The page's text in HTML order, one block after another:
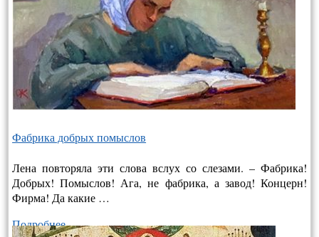
Фабрика добрых помыслов
Лена повторяла эти слова вслух со слезами. – Фабрика!
Добрых! Помыслов! Ага, не фабрика, а завод! Концерн!
Фирма! Да какие …
Подробнее…